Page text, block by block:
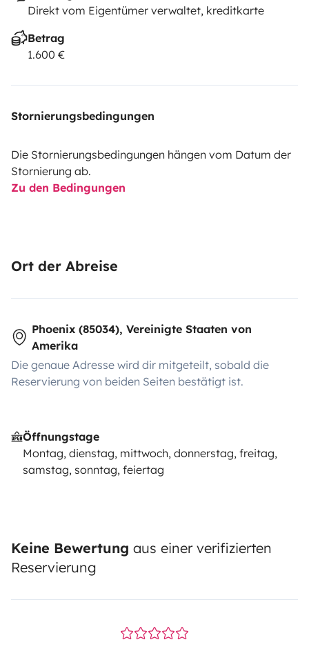
Direkt vom Eigentümer verwaltet, kreditkarte
Betrag
1.600 €
Stornierungsbedingungen
Die Stornierungsbedingungen hängen vom Datum der
Stornierung ab.
Zu den Bedingungen
Ort der Abreise
Phoenix (85034), Vereinigte Staaten von
Amerika
Die genaue Adresse wird dir mitgeteilt, sobald die
Reservierung von beiden Seiten bestätigt ist.
Öffnungstage
Montag, dienstag, mittwoch, donnerstag, freitag,
samstag, sonntag, feiertag
Keine Bewertung aus einer verifizierten
Reservierung